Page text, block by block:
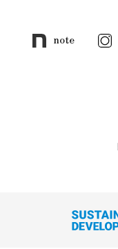
note